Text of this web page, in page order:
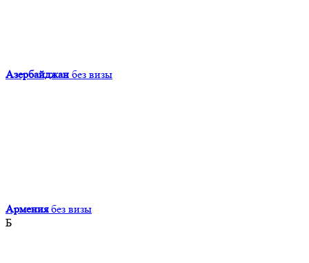
Азербайджан без визы
Армения без визы
Б